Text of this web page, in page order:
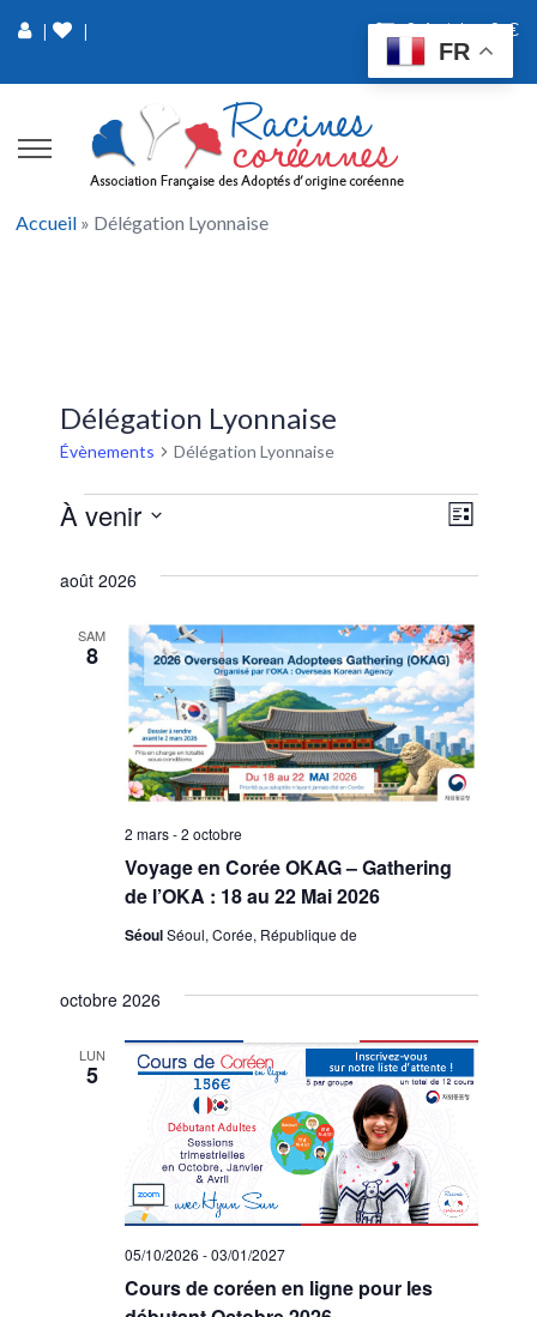
| 0 Article 0 €
|
Accueil » Délégation Lyonnaise
Délégation Lyonnaise
Évènements Délégation Lyonnaise
N
v
g
a
t
i
o
n
p
r
c
u
t
a
n
s
N
i
g
a
t
e
v
u
É
Liste
À venir
date.
août 2026
SAM
8
Voyage en Corée OKAG – Gathering
de l’OKA : 18 au 22 Mai 2026
2 mars-2 octobre
SéoulSéoul, Corée, République de
octobre 2026
LUN
5
Cours de coréen en ligne pour les
05/10/2026 -03/01/2027
FR